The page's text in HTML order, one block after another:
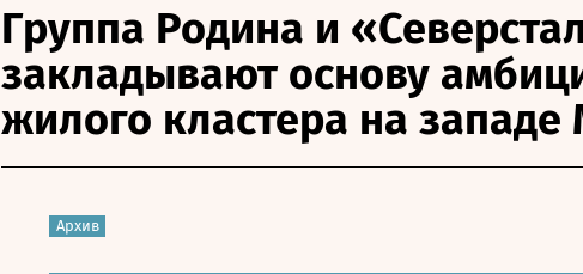
Группа Родина и
закладывают основу
жилого кластера на
Архив